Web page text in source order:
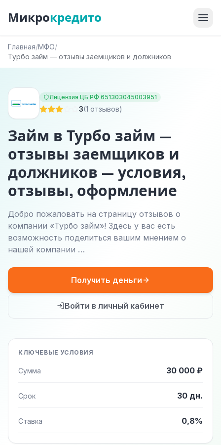
Микрокредито
Главная/МФО/
Турбо займ — отзывы заемщиков и должников
Лицензия ЦБ РФ 651303045003951
3(1 отзывов)
Займ в Турбо займ —
отзывы заемщиков и
должников — условия,
отзывы, оформление
Добро пожаловать на страницу отзывов о
компании «Турбо займ»! Здесь у вас есть
возможность поделиться вашим мнением о
нашей компании …
Получить деньги
Войти в личный кабинет
КЛЮЧЕВЫЕ УСЛОВИЯ
Сумма 30 000 ₽
Срок 30 дн.
Ставка 0,8%